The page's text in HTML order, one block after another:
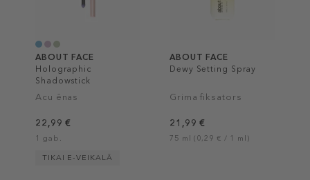
ABOUT FACE
Holographic
Shadowstick
Acu ēnas
22,99 €
1 gab.
TIKAI E-VEIKALĀ
ABOUT FACE
Dewy Setting Spray
Grima fiksators
21,99 €
75 ml (0,29 € / 1 ml)